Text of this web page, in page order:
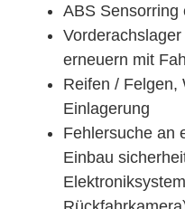
ABS Sensorring
erneuern mit
Reifen / Felgen,
Einlagerung
Fehlersuche an
Einbau